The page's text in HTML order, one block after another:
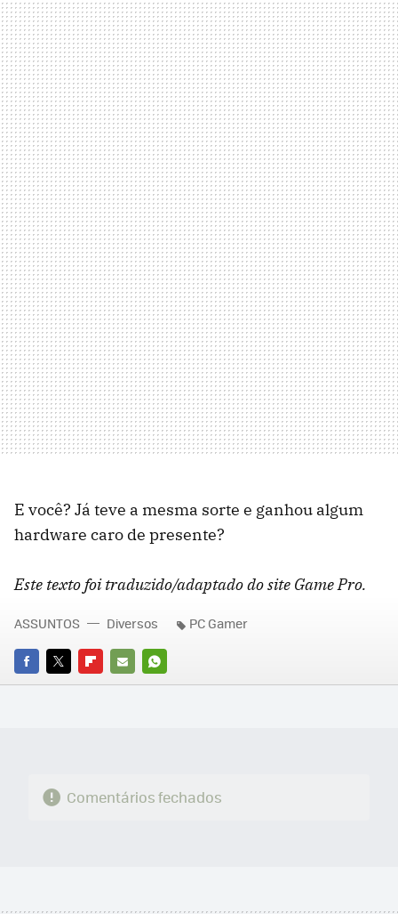
E você? Já teve a mesma sorte e ganhou algum
hardware caro de presente?
Este texto foi traduzido/adaptado do site Game Pro.
FACEBOOK
TWITTERFLIPBOARD
E-
WHATSAPP
ASSUNTOS Diversos PC Gamer
Comentários fechados